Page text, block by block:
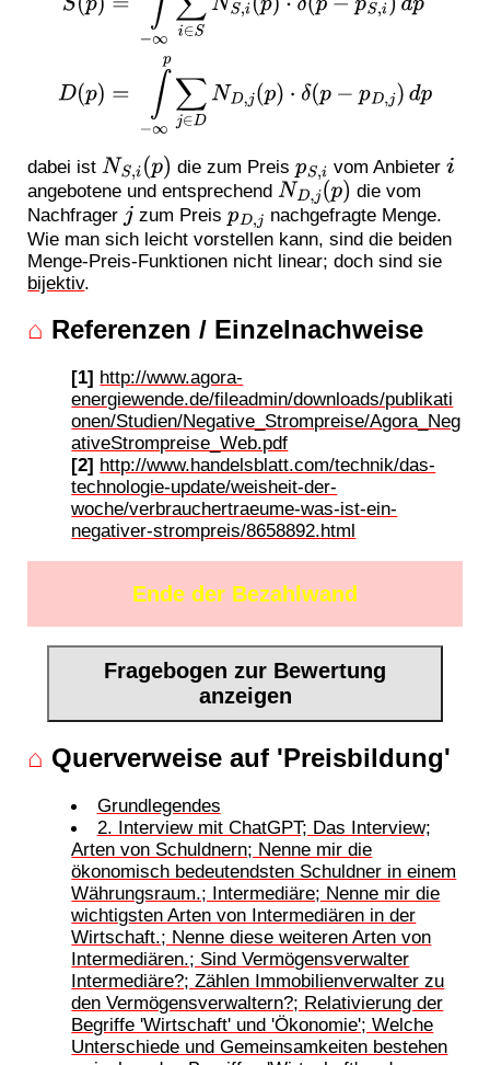
dabei ist NS (p ) die zum Preis vom Anbieteri
angebotene und entsprechend ND,j(p) die vom
Nachfrager
zum Preis pD,j nachgefragte Menge.
Wie man sich leicht vorstellen kann, sind die beiden
Menge-Preis-Funktionen nicht linear; doch sind sie
bijektiv.
⌂ Referenzen / Einzelnachweise
[1] http://www.agora-
energiewende.de/fileadmin/downloads/publikati
onen/Studien/Negative_Strompreise/Agora_Neg
ativeStrompreise_Web.pdf
[2] http://www.handelsblatt.com/technik/das-
technologie-update/weisheit-der-
woche/verbrauchertraeume-was-ist-ein-
negativer-strompreis/8658892.html
Ende der Bezahlwand
Fragebogen zur Bewertung
anzeigen
⌂ Querverweise auf 'Preisbildung'
Grundlegendes
2. Interview mit ChatGPT; Das Interview;
Arten von Schuldnern; Nenne mir die
ökonomisch bedeutendsten Schuldner in einem
Währungsraum.; Intermediäre; Nenne mir die
wichtigsten Arten von Intermediären in der
Wirtschaft.; Nenne diese weiteren Arten von
Intermediären.; Sind Vermögensverwalter
Intermediäre?; Zählen Immobilienverwalter zu
den Vermögensverwaltern?; Relativierung der
Begriffe 'Wirtschaft' und 'Ökonomie'; Welche
Unterschiede und Gemeinsamkeiten bestehen